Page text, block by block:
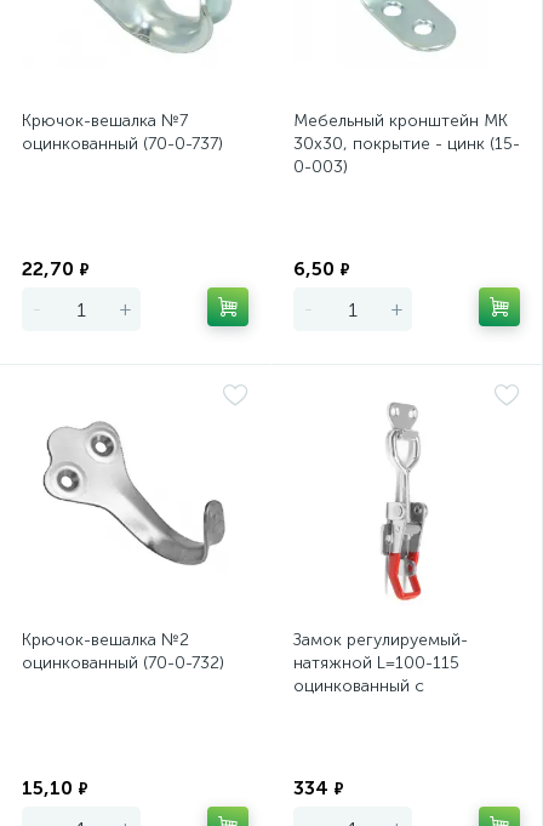
Крючок-вешалка №7
оцинкованный (70-0-737)
22,70 ₽
- +
Мебельный кронштейн МК
30х30, покрытие - цинк (15-
0-003)
6,50 ₽
- +
Крючок-вешалка №2
оцинкованный (70-0-732)
15,10 ₽
Замок регулируемый-
натяжной L=100-115
оцинкованный с
334 ₽